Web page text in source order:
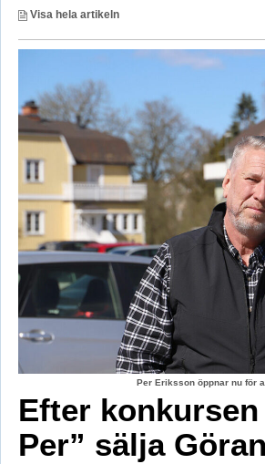
Visa hela artikeln
Per Eriksson öppnar nu för
Efter
Per” sälja